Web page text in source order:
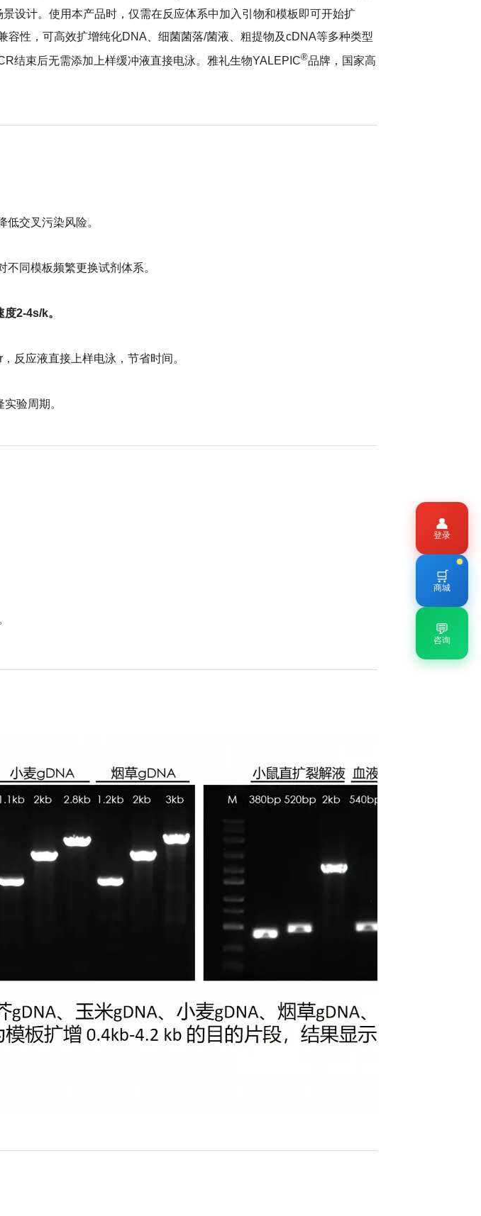
设计。使用本产品时，仅需在反应体系中加入引物和模板即可开始扩
性，可高效扩增纯化DNA、细菌菌落/菌液、粗提物及cDNA等多种类型
结束后无需添加上样缓冲液直接电泳。雅礼生物YALEPIC®品牌，国家高
交叉污染风险。
同模板频繁更换试剂体系。
2-4s/k。
反应液直接上样电泳，节省时间。
验周期。
👤
登录
🛒
商城
💬
咨询